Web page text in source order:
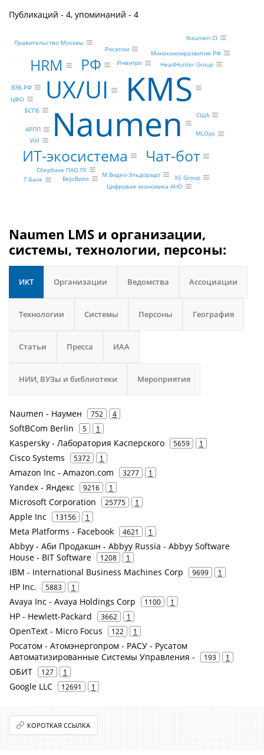
Публикаций - 4, упоминаний - 4
Naumen
KMS
UX/UI
ИТ-экосистема Чат-бот
РФ
HRM
Сбербанк ПАО ГК
HeadHunter Group
М.Видео-Эльдорадо
Т-Банк X5 Group
ВкусВилл
БСПБ
Инвитро
Минэкономразвития РФ
Росатом
ВЭБ.РФ
Цифровая экономика АНО
АРПП
MLOps
ИИ
Naumen CI
Правительство Москвы
США
ЦФО
Naumen LMS и организации,
системы, технологии, персоны:
ИКТ Организации Ведомства Ассоциации
Технологии Системы Персоны География
Статьи Пресса ИАА
НИИ, ВУЗы и библиотеки Мероприятия
Naumen - Наумен 752 4
SoftBCom Berlin 5 1
Kaspersky - Лаборатория Касперского 5659 1
Cisco Systems 5372 1
Amazon Inc - Amazon.com 3277 1
Yandex - Яндекс 9216 1
Microsoft Corporation 25775 1
Apple Inc 13156 1
Meta Platforms - Facebook 4621 1
Abbyy - Аби Продакшн - Abbyy Russia - Abbyy Software
House - BIT Software
1208 1
IBM - International Business Machines Corp 9699 1
HP Inc. 5883 1
Avaya Inc - Avaya Holdings Corp 1100 1
HP - Hewlett-Packard 3662 1
OpenText - Micro Focus 122 1
Росатом - Атомэнергопром - РАСУ - Русатом
Автоматизированные Системы Управления -
193 1
ОБИТ 127 1
Google LLC 12691 1
КОРОТКАЯ ССЫЛКА